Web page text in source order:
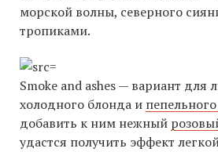
морской волны, северного
тропиками.
Smoke and ashes — вариант для
холодного блонда и
добавить к ним нежный
удастся получить эффект